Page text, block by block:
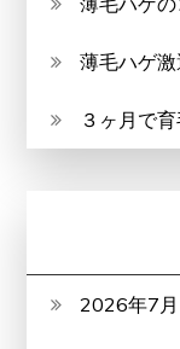
薄毛ハゲ
３ヶ月で
2026年7月